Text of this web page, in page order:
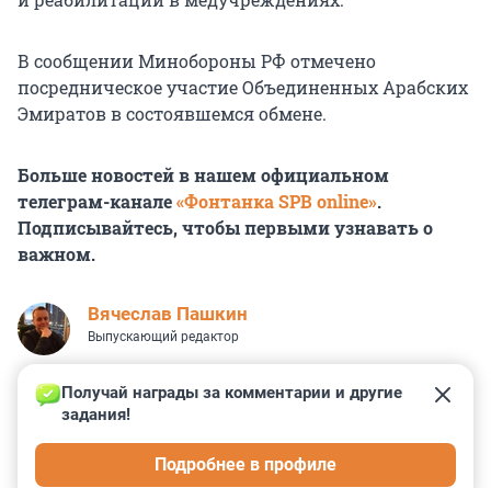
В сообщении Минобороны РФ отмечено
посредническое участие Объединенных Арабских
Эмиратов в состоявшемся обмене.
Больше новостей в нашем официальном
телеграм-канале«Фонтанка SPB online».
Подписывайтесь, чтобы первыми узнавать о
важном.
Вячеслав Пашкин
Выпускающий редактор
Получай награды за комментарии и другие
задания!
Подробнее в профиле